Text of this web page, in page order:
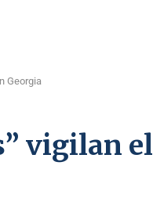
Georgia
vigilan el